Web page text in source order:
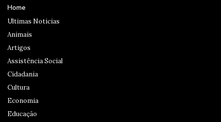
Home
Ultimas Noticias
Animais
Artigos
Assistência Social
Cidadania
Cultura
Economia
Educação